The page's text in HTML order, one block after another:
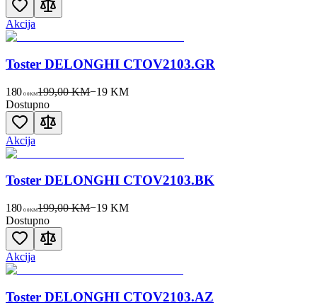
Akcija
Toster DELONGHI CTOV2103.GR
180 00KM199,00 KM−19 KM
Dostupno
Akcija
Toster DELONGHI CTOV2103.BK
180 00KM199,00 KM−19 KM
Dostupno
Akcija
Toster DELONGHI CTOV2103.AZ